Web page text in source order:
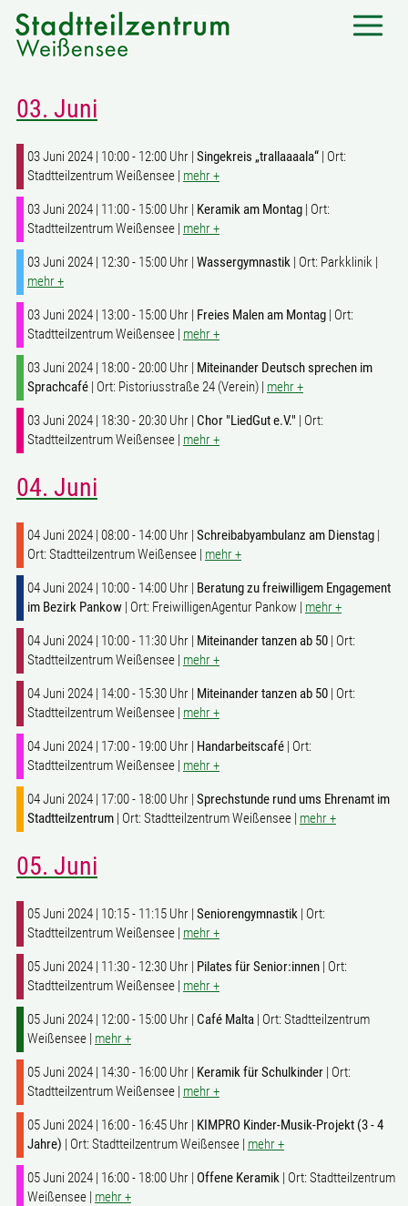
03. Juni
03 Juni 2024 | 10:00 - 12:00 Uhr | Singekreis „trallaaaala“ | Ort:
Stadtteilzentrum Weißensee | mehr +
03 Juni 2024 | 11:00 - 15:00 Uhr | Keramik am Montag | Ort:
Stadtteilzentrum Weißensee | mehr +
03 Juni 2024 | 12:30 - 15:00 Uhr | Wassergymnastik | Ort: Parkklinik |
mehr +
03 Juni 2024 | 13:00 - 15:00 Uhr | Freies Malen am Montag | Ort:
Stadtteilzentrum Weißensee | mehr +
03 Juni 2024 | 18:00 - 20:00 Uhr | Miteinander Deutsch sprechen im
Sprachcafé | Ort: Pistoriusstraße 24 (Verein) | mehr +
03 Juni 2024 | 18:30 - 20:30 Uhr | Chor "LiedGut e.V." | Ort:
Stadtteilzentrum Weißensee | mehr +
04. Juni
04 Juni 2024 | 08:00 - 14:00 Uhr | Schreibabyambulanz am Dienstag |
Ort: Stadtteilzentrum Weißensee | mehr +
04 Juni 2024 | 10:00 - 14:00 Uhr | Beratung zu freiwilligem Engagement
im Bezirk Pankow | Ort: FreiwilligenAgentur Pankow | mehr +
04 Juni 2024 | 10:00 - 11:30 Uhr | Miteinander tanzen ab 50 | Ort:
Stadtteilzentrum Weißensee | mehr +
04 Juni 2024 | 14:00 - 15:30 Uhr | Miteinander tanzen ab 50 | Ort:
Stadtteilzentrum Weißensee | mehr +
04 Juni 2024 | 17:00 - 19:00 Uhr | Handarbeitscafé | Ort:
Stadtteilzentrum Weißensee | mehr +
04 Juni 2024 | 17:00 - 18:00 Uhr | Sprechstunde rund ums Ehrenamt im
Stadtteilzentrum | Ort: Stadtteilzentrum Weißensee | mehr +
05. Juni
05 Juni 2024 | 10:15 - 11:15 Uhr | Seniorengymnastik | Ort:
Stadtteilzentrum Weißensee | mehr +
05 Juni 2024 | 11:30 - 12:30 Uhr | Pilates für Senior:innen | Ort:
Stadtteilzentrum Weißensee | mehr +
05 Juni 2024 | 12:00 - 15:00 Uhr | Café Malta | Ort: Stadtteilzentrum
Weißensee | mehr +
05 Juni 2024 | 14:30 - 16:00 Uhr | Keramik für Schulkinder | Ort:
Stadtteilzentrum Weißensee | mehr +
05 Juni 2024 | 16:00 - 16:45 Uhr | KIMPRO Kinder-Musik-Projekt (3 - 4
Jahre) | Ort: Stadtteilzentrum Weißensee | mehr +
05 Juni 2024 | 16:00 - 18:00 Uhr | Offene Keramik | Ort: Stadtteilzentrum
Weißensee | mehr +